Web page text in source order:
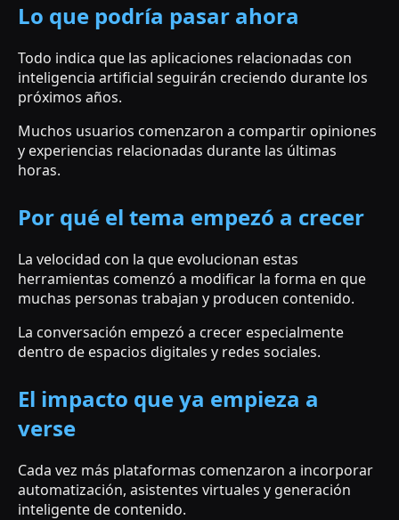
Lo que podría pasar ahora
Todo indica que las aplicaciones relacionadas con
inteligencia artificial seguirán creciendo durante los
próximos años.
Muchos usuarios comenzaron a compartir opiniones
y experiencias relacionadas durante las últimas
horas.
Por qué el tema empezó a crecer
La velocidad con la que evolucionan estas
herramientas comenzó a modificar la forma en que
muchas personas trabajan y producen contenido.
La conversación empezó a crecer especialmente
dentro de espacios digitales y redes sociales.
El impacto que ya empieza a
verse
Cada vez más plataformas comenzaron a incorporar
automatización, asistentes virtuales y generación
inteligente de contenido.